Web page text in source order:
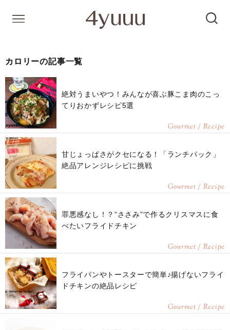
カロリーの記事一覧
絶対うまいやつ！みんなが喜ぶ豚こま肉のこっ
てりおかずレシピ5選
Gourmet / Recipe
甘じょっぱさがクセになる！「ランチパック」
絶品アレンジレシピに挑戦
Gourmet / Recipe
罪悪感なし！？“ささみ”で作るクリスマスに食
べたいフライドチキン
Gourmet / Recipe
フライパンやトースターで簡単♪揚げないフライ
ドチキンの絶品レシピ
Gourmet / Recipe